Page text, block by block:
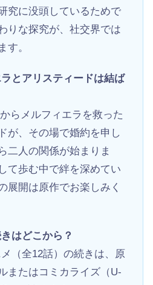
究に没頭しているためで
りな探究が、社交界では
す。
とアリスティードは結ば
らメルフィエラを救った
が、その場で婚約を申し
二人の関係が始まりま
て歩む中で絆を深めてい
展開は原作でお楽しみく
はどこから？
（全12話）の続きは、原
またはコミカライズ（U-